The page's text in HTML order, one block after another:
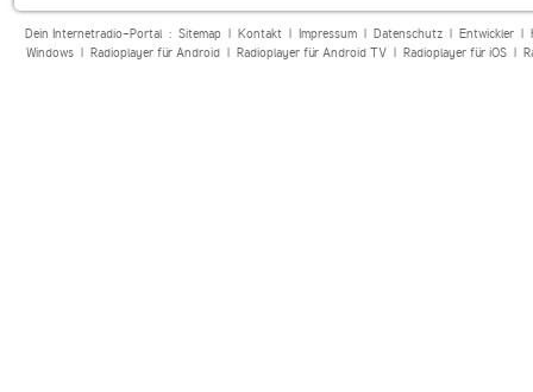
Dein Internetradio-Portal : Sitemap| Kontakt| Impressum| Datenschutz| Entwickler|
Windows| Radioplayer für Android| Radioplayer für Android TV| Radioplayer für iOS|